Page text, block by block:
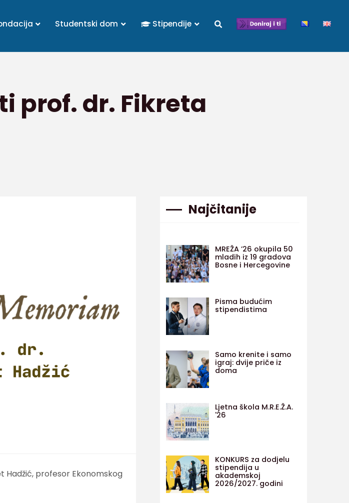
Studentski dom Stipendije
prof. dr. Fikreta
Hadžić, profesor Ekonomskog
Najčitanije
MREŽA ’26 okupila 50
mladih iz 19 gradova
Bosne i Hercegovine
Pisma budućim
stipendistima
Samo krenite i samo
igraj: dvije priče iz
doma
Ljetna škola M.R.E.Ž.A.
'26
KONKURS za dodjelu
stipendija u
akademskoj
2026/2027. godini